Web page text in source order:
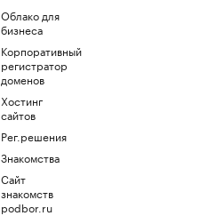
Облако для
бизнеса
Корпоративный
регистратор
доменов
Хостинг
сайтов
Рег.решения
Знакомства
Сайт
знакомств
podbor.ru